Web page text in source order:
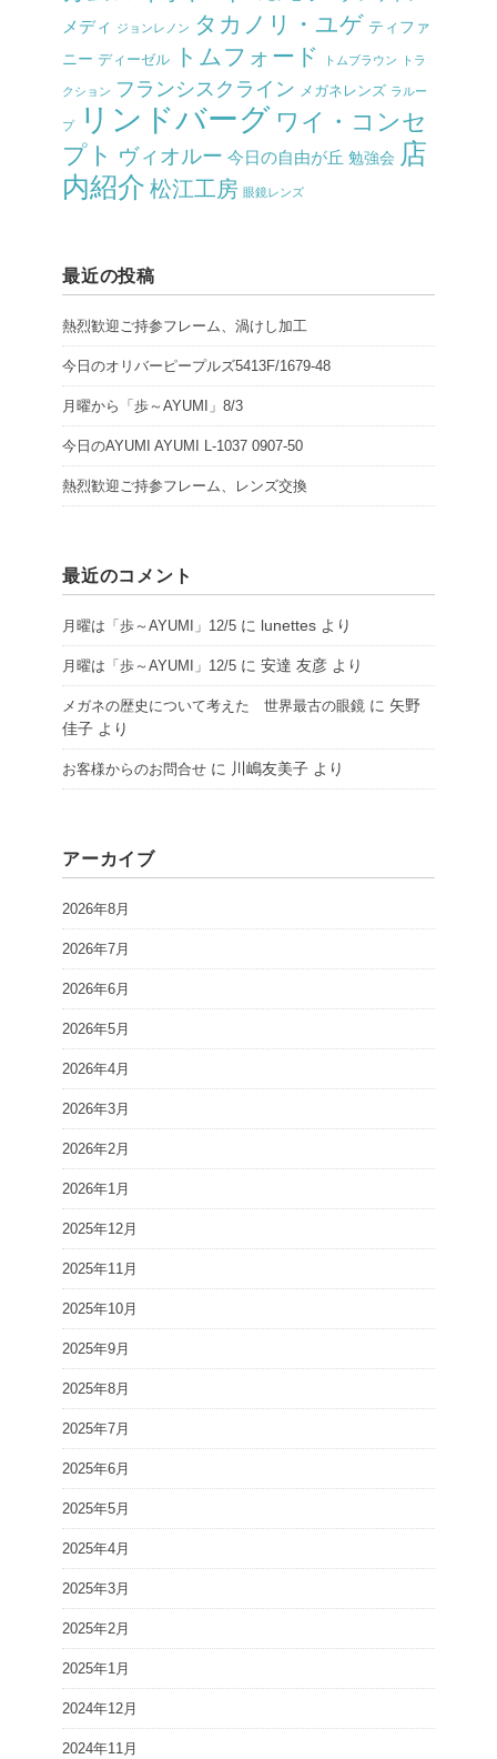
メディ
ジョンレノン タカノリ・ユゲ ティファ
ニー ディーゼル トムフォード トムブラウン トラ
クション フランシスクライン メガネレンズ ラルー
プ リンドバーグ ワイ・コンセ
プト ヴィオルー 今日の自由が丘 勉強会 店
内紹介 松江工房 眼鏡レンズ
最近の投稿
熱烈歓迎ご持参フレーム、渦けし加工
今日のオリバーピープルズ5413F/1679-48
月曜から「歩～AYUMI」8/3
今日のAYUMI AYUMI L-1037 0907-50
熱烈歓迎ご持参フレーム、レンズ交換
最近のコメント
月曜は「歩～AYUMI」12/5 に lunettes より
月曜は「歩～AYUMI」12/5 に 安達 友彦 より
メガネの歴史について考えた 世界最古の眼鏡 に 矢野
佳子 より
お客様からのお問合せ に 川嶋友美子 より
アーカイブ
2026年8月
2026年7月
2026年6月
2026年5月
2026年4月
2026年3月
2026年2月
2026年1月
2025年12月
2025年11月
2025年10月
2025年9月
2025年8月
2025年7月
2025年6月
2025年5月
2025年4月
2025年3月
2025年2月
2025年1月
2024年12月
2024年11月